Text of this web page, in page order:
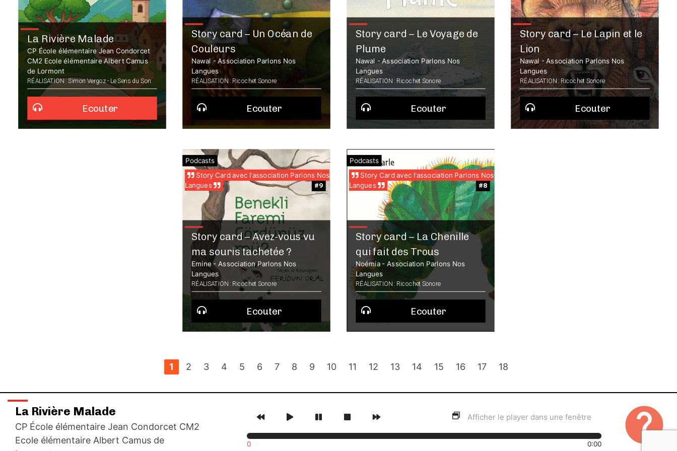
La Rivière Malade
CP École élémentaire Jean Condorcet
CM2 Ecole élémentaire Albert Camus
de Lormont
RÉALISATION : Simon Vergoz - Le Sens du Son
Ecouter
Story card – Un Océan de
Couleurs
Nawal - Association Parlons Nos
Langues
RÉALISATION : Ricochet Sonore
Ecouter
Story card – Le Voyage de
Plume
Nawal - Association Parlons Nos
Langues
RÉALISATION : Ricochet Sonore
Ecouter
Story card – Le Lapin et le
Lion
Nawal - Association Parlons Nos
Langues
RÉALISATION : Ricochet Sonore
Ecouter
Podcasts
Story Card avec l'association Parlons Nos
Langues #9
Story card – Avez-vous vu
ma souris tachetée ?
Emine - Association Parlons Nos
Langues
RÉALISATION : Ricochet Sonore
Ecouter
Podcasts
Story Card avec l'association Parlons Nos
Langues #8
Story card – La Chenille
qui fait des Trous
Noémia - Association Parlons Nos
Langues
RÉALISATION : Ricochet Sonore
Ecouter
1 2 3 4 5 6 7 8 9 10 11 12 13 14 15 16 17 18
La Rivière Malade
CP École élémentaire Jean Condorcet CM2
Ecole élémentaire Albert Camus de
Afficher le player dans une fenêtre
0 0:00 help